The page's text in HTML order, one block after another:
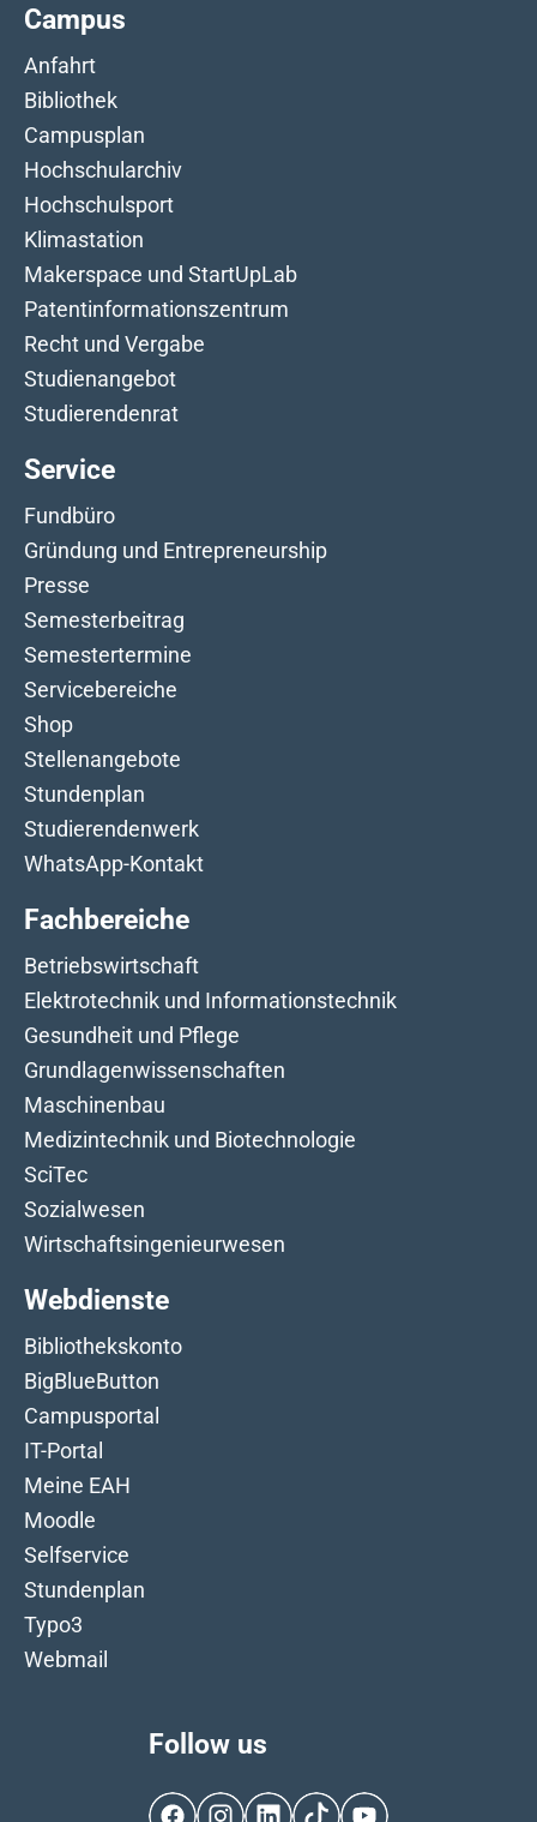
Campus
Anfahrt
Bibliothek
Campusplan
Hochschularchiv
Hochschulsport
Klimastation
Makerspace und StartUpLab
Patentinformationszentrum
Recht und Vergabe
Studienangebot
Studierendenrat
Service
Fundbüro
Gründung und Entrepreneurship
Presse
Semesterbeitrag
Semestertermine
Servicebereiche
Shop
Stellenangebote
Stundenplan
Studierendenwerk
WhatsApp-Kontakt
Fachbereiche
Betriebswirtschaft
Elektrotechnik und Informationstechnik
Gesundheit und Pflege
Grundlagenwissenschaften
Maschinenbau
Medizintechnik und Biotechnologie
SciTec
Sozialwesen
Wirtschaftsingenieurwesen
Webdienste
Bibliothekskonto
BigBlueButton
Campusportal
IT-Portal
Meine EAH
Moodle
Selfservice
Stundenplan
Typo3
Webmail
Follow us